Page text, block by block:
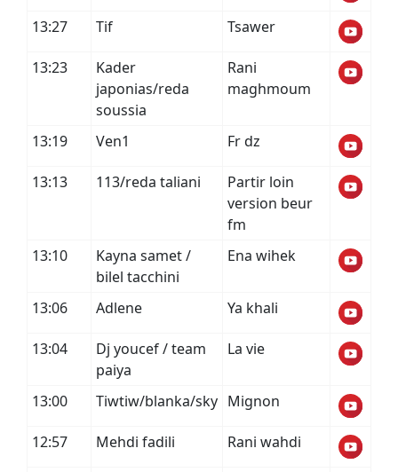
13:27 Tif Tsawer
13:23
Kader
japonias/reda
soussia
Rani
maghmoum
13:19 Ven1 Fr dz
13:13 113/reda taliani
Partir loin
version beur
fm
13:10
Kayna samet /
bilel tacchini
Ena wihek
13:06 Adlene Ya khali
13:04
Dj youcef / team
paiya
La vie
13:00 Tiwtiw/blanka/sky Mignon
12:57 Mehdi fadili Rani wahdi